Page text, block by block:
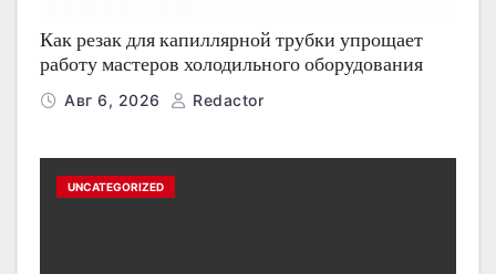
Как резак для капиллярной трубки упрощает
работу мастеров холодильного оборудования
Авг 6, 2026 Redactor
UNCATEGORIZED